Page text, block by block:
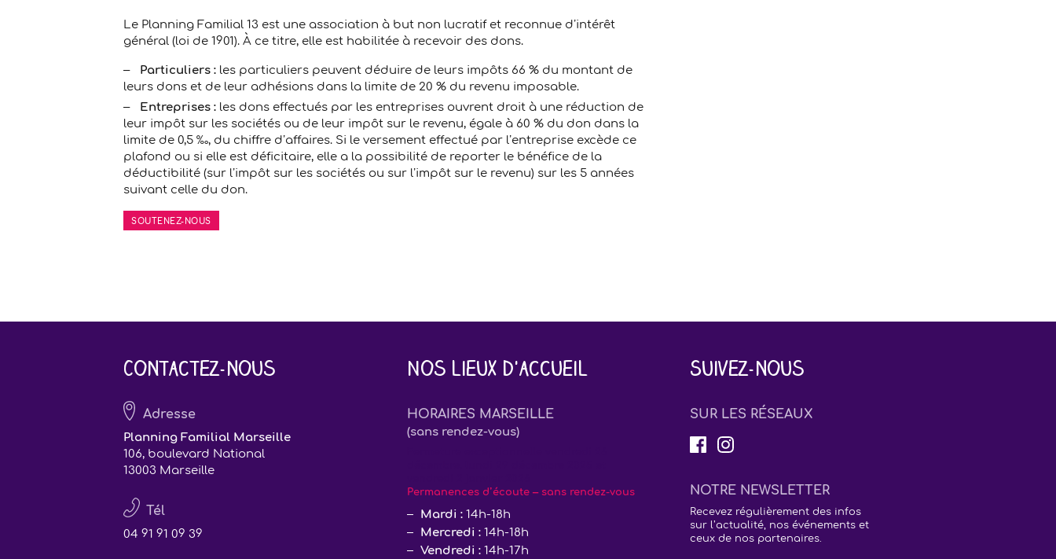
Le Planning Familial 13 est une association à but non lucratif et reconnue d’intérêt
général (loi de 1901). À ce titre, elle est habilitée à recevoir des dons.
Particuliers : les particuliers peuvent déduire de leurs impôts 66 % du montant de
leurs dons et de leur adhésions dans la limite de 20 % du revenu imposable.
Entreprises : les dons effectués par les entreprises ouvrent droit à une réduction de
leur impôt sur les sociétés ou de leur impôt sur le revenu, égale à 60 % du don dans la
limite de 0,5 ‰, du chiffre d’affaires. Si le versement effectué par l’entreprise excède ce
plafond ou si elle est déficitaire, elle a la possibilité de reporter le bénéfice de la
déductibilité (sur l’impôt sur les sociétés ou sur l’impôt sur le revenu) sur les 5 années
suivant celle du don.
SOUTENEZ-NOUS
Contactez-nous
Adresse
Planning Familial Marseille
106, boulevard National
13003 Marseille
Tél
04 91 91 09 39
Nos lieux d'accueil
HORAIRES MARSEILLE
(sans rendez-vous)
Permanences d’écoute – sans rendez-vous
Mardi :14h-18h
Mercredi :14h-18h
Vendredi :14h-17h
Suivez-nous
SUR LES RÉSEAUX
NOTRE NEWSLETTER
Recevez régulièrement des infos
sur l’actualité, nos événements et
ceux de nos partenaires.